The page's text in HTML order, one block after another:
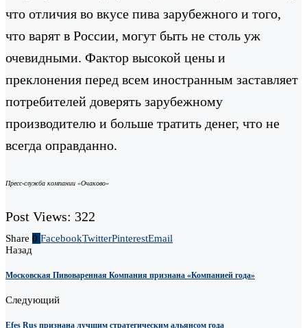
что отличия во вкусе пива зарубежного и того,
что варят в России, могут быть не столь уж
очевидными. Фактор высокой цены и
преклонения перед всем иностранным заставляет
потребителей доверять зарубежному
производителю и больше тратить денег, что не
всегда оправданно.
Пресс-служба компании «Очаково»
Post Views: 322
Share 0 FacebookTwitterPinterestEmail
Назад
Московская Пивоваренная Компания признана «Компанией года»
Следующий
Efes Rus признана лучшим стратегическим альянсом года